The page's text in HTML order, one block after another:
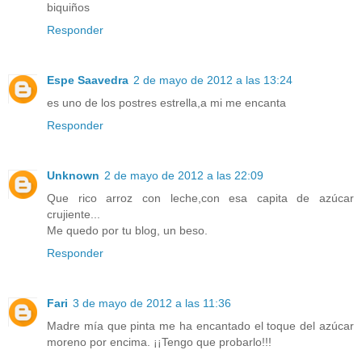
biquiños
Responder
Espe Saavedra 2 de mayo de 2012 a las 13:24
es uno de los postres estrella,a mi me encanta
Responder
Unknown 2 de mayo de 2012 a las 22:09
Que rico arroz con leche,con esa capita de azúcar
crujiente...
Me quedo por tu blog, un beso.
Responder
Fari 3 de mayo de 2012 a las 11:36
Madre mía que pinta me ha encantado el toque del azúcar
moreno por encima. ¡¡Tengo que probarlo!!!